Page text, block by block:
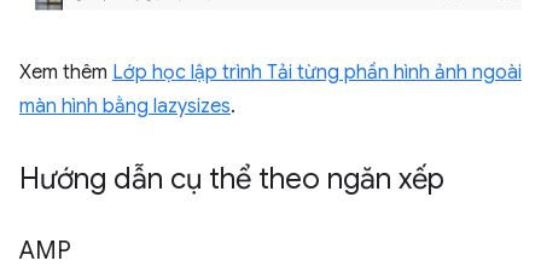
Xem thêm Lớp học lập trình Tải từng phần hình ảnh ngoài
màn hình bằng lazysizes.
Hướng dẫn cụ thể theo ngăn xếp
AMP